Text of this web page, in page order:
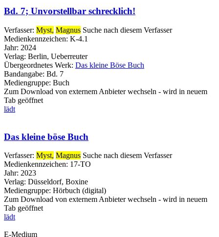
Bd. 7; Unvorstellbar schrecklich!
Verfasser: Myst, Magnus Suche nach diesem Verfasser
Medienkennzeichen: K-4.1
Jahr: 2024
Verlag: Berlin, Ueberreuter
Übergeordnetes Werk: Das kleine Böse Buch
Bandangabe: Bd. 7
Mediengruppe: Buch
Zum Download von externem Anbieter wechseln - wird in neuem
Tab geöffnet
lädt
Das kleine böse Buch
Verfasser: Myst, Magnus Suche nach diesem Verfasser
Medienkennzeichen: 17-TO
Jahr: 2023
Verlag: Düsseldorf, Boxine
Mediengruppe: Hörbuch (digital)
Zum Download von externem Anbieter wechseln - wird in neuem
Tab geöffnet
lädt
E-Medium